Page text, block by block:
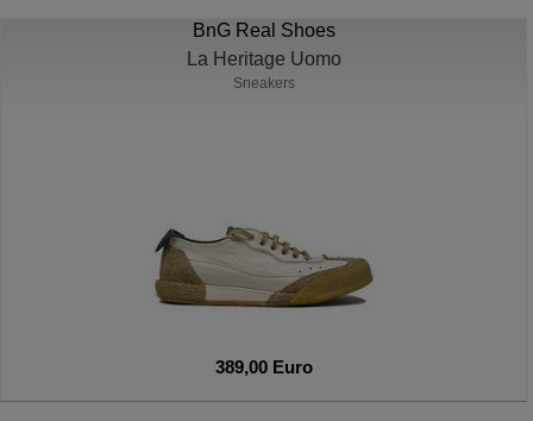
BnG Real Shoes
La Heritage Uomo
Sneakers
389,00 Euro